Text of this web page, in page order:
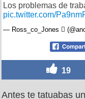
Los problemas de
pic.twitter.com/
— Ross_co_Jones 
19
Antes te tatuabas